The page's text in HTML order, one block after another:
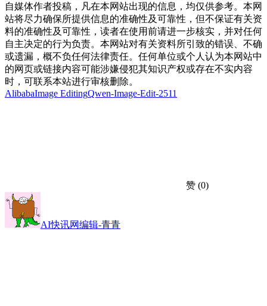
自媒体作者投稿，凡在本网站出现的信息，均仅供参考。本网
站将尽力确保所提供信息的准确性及可靠性，但不保证有关资
料的准确性及可靠性，读者在使用前请进一步核实，并对任何
自主决定的行为负责。本网站对有关资料所引致的错误、不确
或遗漏，概不负任何法律责任。任何单位或个人认为本网站中
的网页或链接内容可能涉嫌侵犯其知识产权或存在不实内容
时，可联系本站进行审核删除。
AlibabaImage EditingQwen-Image-Edit-2511
赞 (0)
AI快讯网编辑-青青